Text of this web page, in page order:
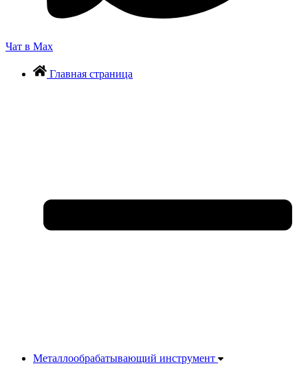
Чат в Max
Главная страница
Металлообрабатывающий инструмент